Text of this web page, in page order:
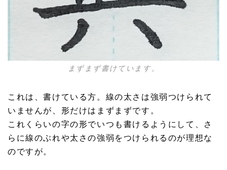
まずまず書けています。
これは、書けている方。線の太さは強弱つけられて
いませんが、形だけはまずまずです。
これくらいの字の形でいつも書けるようにして、さ
らに線のぶれや太さの強弱をつけられるのが理想な
のですが。